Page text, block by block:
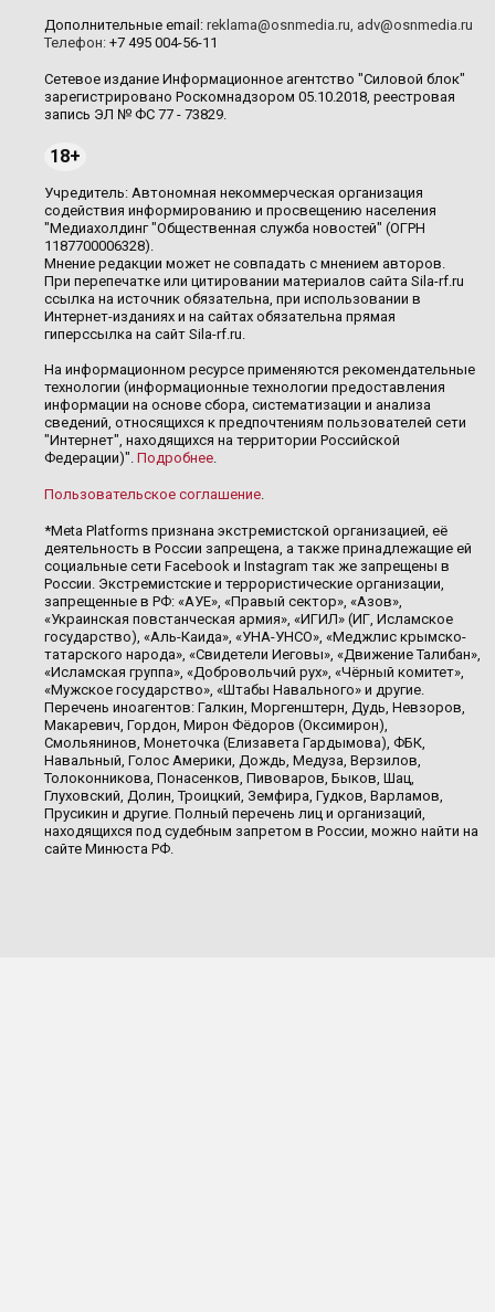
Дополнительные email: reklama@osnmedia.ru, adv@osnmedia.ru
Телефон: +7 495 004-56-11
Сетевое издание Информационное агентство "Силовой блок"
зарегистрировано Роскомнадзором 05.10.2018, реестровая
запись ЭЛ № ФС 77 - 73829.
18+
Учредитель: Автономная некоммерческая организация
содействия информированию и просвещению населения
"Медиахолдинг "Общественная служба новостей" (ОГРН
1187700006328).
Мнение редакции может не совпадать с мнением авторов.
При перепечатке или цитировании материалов сайта Sila-rf.ru
ссылка на источник обязательна, при использовании в
Интернет-изданиях и на сайтах обязательна прямая
гиперссылка на сайт Sila-rf.ru.
На информационном ресурсе применяются рекомендательные
технологии (информационные технологии предоставления
информации на основе сбора, систематизации и анализа
сведений, относящихся к предпочтениям пользователей сети
"Интернет", находящихся на территории Российской
Федерации)". Подробнее.
Пользовательское соглашение.
*Meta Platforms признана экстремистской организацией, её
деятельность в России запрещена, а также принадлежащие ей
социальные сети Facebook и Instagram так же запрещены в
России. Экстремистские и террористические организации,
запрещенные в РФ: «АУЕ», «Правый сектор», «Азов»,
«Украинская повстанческая армия», «ИГИЛ» (ИГ, Исламское
государство), «Аль-Каида», «УНА-УНСО», «Меджлис крымско-
татарского народа», «Свидетели Иеговы», «Движение Талибан»,
«Исламская группа», «Добровольчий рух», «Чёрный комитет»,
«Мужское государство», «Штабы Навального» и другие.
Перечень иноагентов: Галкин, Моргенштерн, Дудь, Невзоров,
Макаревич, Гордон, Мирон Фёдоров (Оксимирон),
Смольянинов, Монеточка (Елизавета Гардымова), ФБК,
Навальный, Голос Америки, Дождь, Медуза, Верзилов,
Толоконникова, Понасенков, Пивоваров, Быков, Шац,
Глуховский, Долин, Троицкий, Земфира, Гудков, Варламов,
Прусикин и другие. Полный перечень лиц и организаций,
находящихся под судебным запретом в России, можно найти на
сайте Минюста РФ.